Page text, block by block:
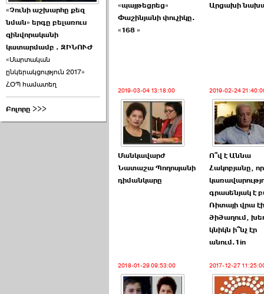
«Չունի աշխարհը քեզ
նման» երգը բելառուս
զինվորականի
կատարմամբ . ԶԻՆՈՒԺ
«Մարտական
ընկերակցություն 2017»
ՀՕՊ համատեղ
Բոլորը >>>
«պայթեցրեց»
Փաշինյանի փուչիկը.
«168 »
Արցախի
2019-03-04 13:18:00
Մանկավարժ
Նատաշա Պողոսյանի
դիմանկարը
2019-02-24
Ո՞վ է Աննա
Հակոբյանը, որ
գրասենյակ է
Ռիտայի վրա
ծիծաղում,
կնիկն ի՞նչ էր
անում.1in
2018-01-29 09:53:00 2017-12-27